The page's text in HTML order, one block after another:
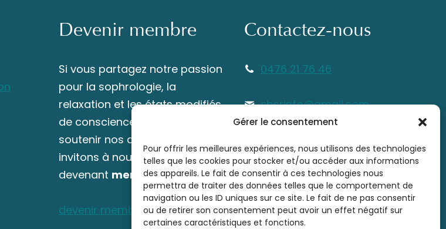
Gérer le consentement
Pour offrir les meilleures expériences, nous utilisons des technologies
telles que les cookies pour stocker et/ou accéder aux informations
des appareils. Le fait de consentir à ces technologies nous
permettra de traiter des données telles que le comportement de
navigation ou les ID uniques sur ce site. Le fait de ne pas consentir
ou de retirer son consentement peut avoir un effet négatif sur
certaines caractéristiques et fonctions.
Devenir membre
Si vous partagez notre passion
pour la sophrologie, la
relaxation et les états modifiés
de conscience et souhaitez
soutenir nos actions, nous vous
invitons à nous rejoindre en
devenant membre .
devenir membre
Contactez-nous
0476 21 76 46
sbsrinfo@gmail.com